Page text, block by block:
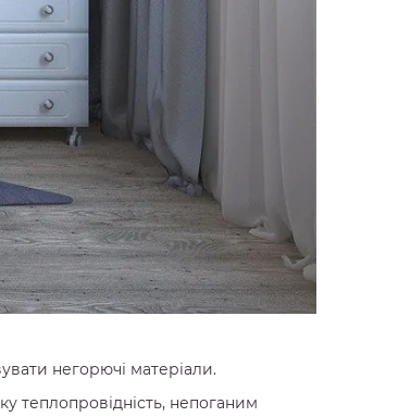
негорючі матеріали.
теплопровідність, непоганим